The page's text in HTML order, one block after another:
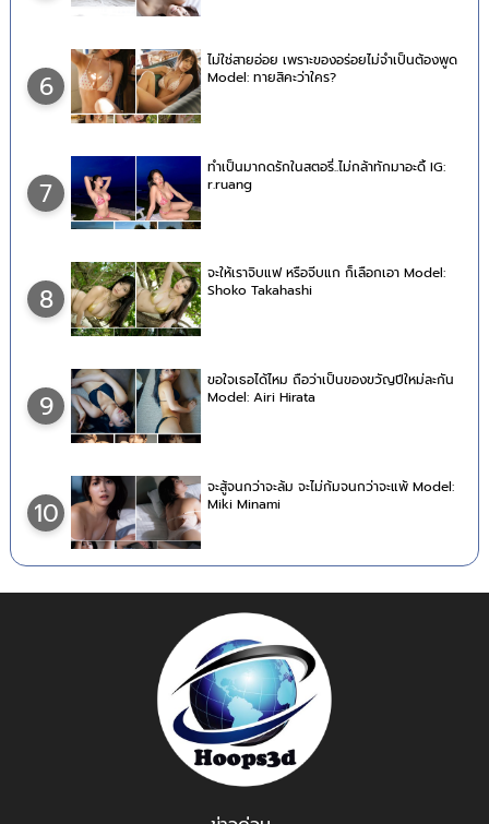
6
ไม่ใช่สายอ่อย เพราะของอร่อยไม่จำเป็นต้องพูด
Model: ทายสิคะว่าใคร?
7
ทำเป็นมากดรักในสตอรี่..ไม่กล้าทักมาอะดิ้ IG:
r.ruang
8
จะให้เราจิบแฟ หรือจีบแก ก็เลือกเอา Model:
Shoko Takahashi
9
ขอใจเธอได้ไหม ถือว่าเป็นของขวัญปีใหม่ละกัน
Model: Airi Hirata
10
จะสู้จนกว่าจะล้ม จะไม่ก้มจนกว่าจะแพ้ Model:
Miki Minami